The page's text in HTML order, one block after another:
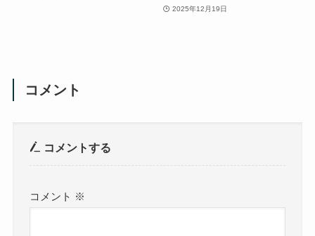
2025年12月19日
コメント
コメントする
コメント ※